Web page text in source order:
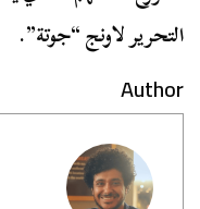
التحرير لاونج “جوتة”.
Author